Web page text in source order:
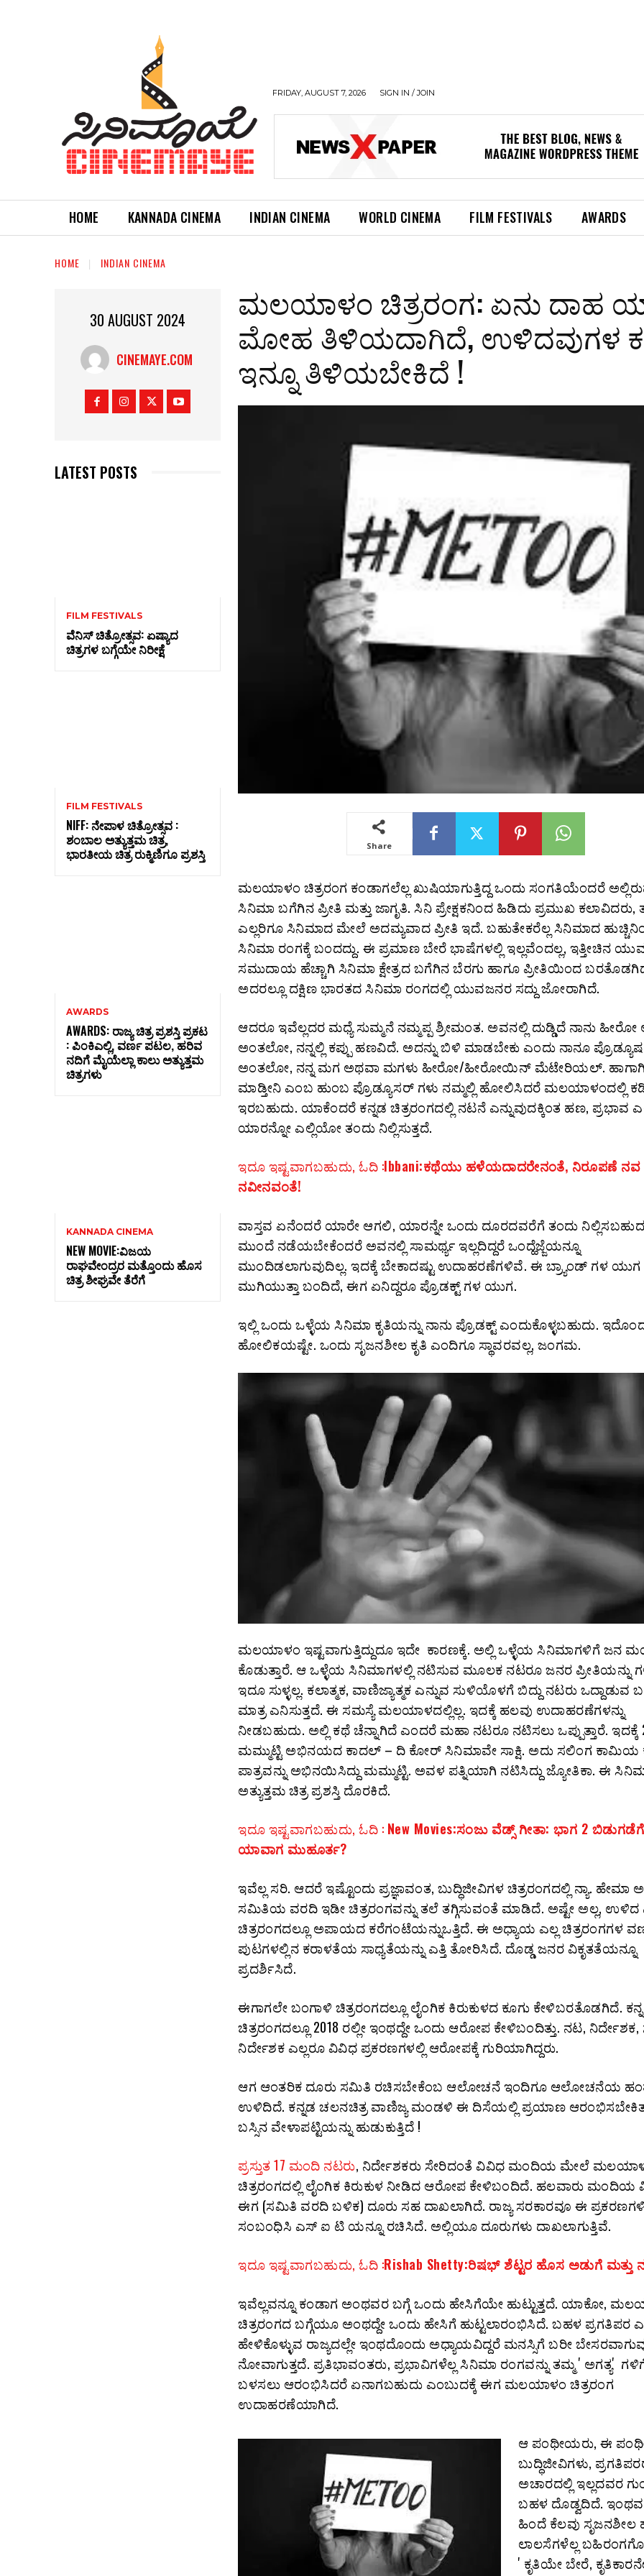
FRIDAY, AUGUST 7, 2026 SIGN IN / JOIN
HOME KANNADA CINEMA INDIAN CINEMA WORLD CINEMA FILM FESTIVALS AWARDS
HOME INDIAN CINEMA
30 AUGUST 2024
CINEMAYE.COM
LATEST POSTS
FILM FESTIVALS
ವೆನಿಸ್‌ ಚಿತ್ರೋತ್ಸವ: ಏಷ್ಯಾದ
ಚಿತ್ರಗಳ ಬಗ್ಗೆಯೇ ನಿರೀಕ್ಷೆ
FILM FESTIVALS
NIFF: ನೇಪಾಳ ಚಿತ್ರೋತ್ಸವ :
ಶಂಬಾಲ ಅತ್ಯುತ್ತಮ ಚಿತ್ರ,
ಭಾರತೀಯ ಚಿತ್ರ ರುಕ್ಮಿಣಿಗೂ ಪ್ರಶಸ್ತಿ
AWARDS
AWARDS: ರಾಜ್ಯ ಚಿತ್ರ ಪ್ರಶಸ್ತಿ ಪ್ರಕಟ
: ಪಿಂಕಿಎಲ್ಲಿ, ವರ್ಣ ಪಟಲ, ಹರಿವ
ನದಿಗೆ ಮೈಯೆಲ್ಲಾ ಕಾಲು ಅತ್ಯುತ್ತಮ
ಚಿತ್ರಗಳು
KANNADA CINEMA
NEW MOVIE:ವಿಜಯ
ರಾಘವೇಂದ್ರರ ಮತ್ತೊಂದು ಹೊಸ
ಚಿತ್ರ ಶೀಘ್ರವೇ ತೆರೆಗೆ
ಮಲಯಾಳಂ ಚಿತ್ರರಂಗ: ಏನು ದಾಹ
ಮೋಹ ತಿಳಿಯದಾಗಿದೆ, ಉಳಿದವುಗಳ
ಇನ್ನೂ ತಿಳಿಯಬೇಕಿದೆ !
Share
ಮಲಯಾಳಂ ಚಿತ್ರರಂಗ ಕಂಡಾಗಲೆಲ್ಲ ಖುಷಿಯಾಗುತ್ತಿದ್ದ ಒಂದು ಸಂಗತಿಯೆಂದರೆ
ಸಿನಿಮಾ ಬಗೆಗಿನ ಪ್ರೀತಿ ಮತ್ತು ಜಾಗೃತಿ. ಸಿನಿ ಪ್ರೇಕ್ಷಕನಿಂದ ಹಿಡಿದು ಪ್ರಮುಖ ಕಲಾವಿದರು,
ಎಲ್ಲರಿಗೂ ಸಿನಿಮಾದ ಮೇಲೆ ಅದಮ್ಯವಾದ ಪ್ರೀತಿ ಇದೆ. ಬಹುತೇಕರೆಲ್ಲ ಸಿನಿಮಾದ
ಸಿನಿಮಾ ರಂಗಕ್ಕೆ ಬಂದದ್ದು. ಈ ಪ್ರಮಾಣ ಬೇರೆ ಭಾಷೆಗಳಲ್ಲಿ ಇಲ್ಲವೆಂದಲ್ಲ, ಇತ್ತೀಚಿನ
ಸಮುದಾಯ ಹೆಚ್ಚಾಗಿ ಸಿನಿಮಾ ಕ್ಷೇತ್ರದ ಬಗೆಗಿನ ಬೆರಗು ಹಾಗೂ ಪ್ರೀತಿಯಿಂದ
ಅದರಲ್ಲೂ ದಕ್ಷಿಣ ಭಾರತದ ಸಿನಿಮಾ ರಂಗದಲ್ಲಿ ಯುವಜನರ ಸದ್ದು ಜೋರಾಗಿದೆ.
ಆದರೂ ಇವೆಲ್ಲದರ ಮಧ್ಯೆ ಸುಮ್ಮನೆ ನಮ್ಮಪ್ಪ ಶ್ರೀಮಂತ. ಅವನಲ್ಲಿ ದುಡ್ಡಿದೆ ನಾನು ಹೀರೋ
ಅಂತಲೋ, ನನ್ನಲ್ಲಿ ಕಪ್ಪು ಹಣವಿದೆ. ಅದನ್ನು ಬಿಳಿ ಮಾಡಬೇಕು ಎಂದು ನಾನೂ
ಅಂತಲೋ, ನನ್ನ ಮಗ ಅಥವಾ ಮಗಳು ಹೀರೋ/ಹೀರೋಯಿನ್‌ ಮೆಟೇರಿಯಲ್.‌
ಮಾಡ್ತೀನಿ ಎಂಬ ಹುಂಬ ಪ್ರೊಡ್ಯೂಸರ್‌ ಗಳು ನಮ್ಮಲ್ಲಿ ಹೋಲಿಸಿದರೆ ಮಲಯಾಳಂದಲ್ಲಿ
ಇರಬಹುದು. ಯಾಕೆಂದರೆ ಕನ್ನಡ ಚಿತ್ರರಂಗದಲ್ಲಿ ನಟನೆ ಎನ್ನುವುದಕ್ಕಿಂತ ಹಣ, ಪ್ರಭಾವ
ಯಾರನ್ನೋ ಎಲ್ಲಿಯೋ ತಂದು ನಿಲ್ಲಿಸುತ್ತದೆ.
ಇದೂ ಇಷ್ಟವಾಗಬಹುದು, ಓದಿ :Ibbani:ಕಥೆಯು ಹಳೆಯದಾದರೇನಂತೆ, ನಿರೂಪಣೆ ನವ
ನವೀನವಂತೆ!
ವಾಸ್ತವ ಏನೆಂದರೆ ಯಾರೇ ಆಗಲಿ, ಯಾರನ್ನೇ ಒಂದು ದೂರದವರೆಗೆ ತಂದು
ಮುಂದೆ ನಡೆಯಬೇಕೆಂದರೆ ಅವನಲ್ಲಿ ಸಾಮರ್ಥ್ಯ ಇಲ್ಲದಿದ್ದರೆ ಒಂದ್ಹೆಜ್ಜೆಯನ್ನೂ
ಮುಂದಿಡಲಾಗುವುದಿಲ್ಲ. ಇದಕ್ಕೆ ಬೇಕಾದಷ್ಟು ಉದಾಹರಣೆಗಳಿವೆ. ಈ ಬ್ರ್ಯಾಂಡ್‌ ಗಳ ಯುಗ
ಮುಗಿಯುತ್ತಾ ಬಂದಿದೆ, ಈಗ ಏನಿದ್ದರೂ ಪ್ರೊಡಕ್ಟ್‌ ಗಳ ಯುಗ.
ಇಲ್ಲಿ ಒಂದು ಒಳ್ಳೆಯ ಸಿನಿಮಾ ಕೃತಿಯನ್ನು ನಾನು ಪ್ರೊಡಕ್ಟ್‌ ಎಂದುಕೊಳ್ಳಬಹುದು.
ಹೋಲಿಕಯಷ್ಟೇ. ಒಂದು ಸೃಜನಶೀಲ ಕೃತಿ ಎಂದಿಗೂ ಸ್ಥಾವರವಲ್ಲ, ಜಂಗಮ.
ಮಲಯಾಳಂ ಇಷ್ಟವಾಗುತ್ತಿದ್ದುದೂ ಇದೇ ಕಾರಣಕ್ಕೆ. ಅಲ್ಲಿ ಒಳ್ಳೆಯ ಸಿನಿಮಾಗಳಿಗೆ ಜನ
ಕೊಡುತ್ತಾರೆ. ಆ ಒಳ್ಳೆಯ ಸಿನಿಮಾಗಳಲ್ಲಿ ನಟಿಸುವ ಮೂಲಕ ನಟರೂ ಜನರ ಪ್ರೀತಿಯನ್ನು
ಇದೂ ಸುಳ್ಳಲ್ಲ. ಕಲಾತ್ಮಕ, ವಾಣಿಜ್ಯಾತ್ಮಕ ಎನ್ನುವ ಸುಳಿಯೊಳಗೆ ಬಿದ್ದು ನಟರು ಒದ್ದಾಡುವ
ಮಾತ್ರ ಎನಿಸುತ್ತದೆ. ಈ ಸಮಸ್ಯೆ ಮಲಯಾಳದಲ್ಲಿಲ್ಲ. ಇದಕ್ಕೆ ಹಲವು ಉದಾಹರಣೆಗಳನ್ನು
ನೀಡಬಹುದು. ಅಲ್ಲಿ ಕಥೆ ಚೆನ್ನಾಗಿದೆ ಎಂದರೆ ಮಹಾ ನಟರೂ ನಟಿಸಲು ಒಪ್ಪುತ್ತಾರೆ. ಇದಕ್ಕೆ
ಮಮ್ಮುಟ್ಟಿ ಅಭಿನಯದ ಕಾದಲ್‌ – ದಿ ಕೋರ್‌ ಸಿನಿಮಾವೇ ಸಾಕ್ಷಿ. ಅದು ಸಲಿಂಗ ಕಾಮಿಯ
ಪಾತ್ರವನ್ನು ಅಭಿನಯಿಸಿದ್ದು ಮಮ್ಮುಟ್ಟಿ. ಅವಳ ಪತ್ನಿಯಾಗಿ ನಟಿಸಿದ್ದು ಜ್ಯೋತಿಕಾ. ಈ
ಅತ್ಯುತ್ತಮ ಚಿತ್ರ ಪ್ರಶಸ್ತಿ ದೊರಕಿದೆ.
ಇದೂ ಇಷ್ಟವಾಗಬಹುದು, ಓದಿ : New Movies:ಸಂಜು ವೆಡ್ಸ್‌ ಗೀತಾ: ಭಾಗ 2 ಬಿಡುಗಡೆಗೆ
ಯಾವಾಗ ಮುಹೂರ್ತ?
ಇವೆಲ್ಲ ಸರಿ. ಆದರೆ ಇಷ್ಟೊಂದು ಪ್ರಜ್ಞಾವಂತ, ಬುದ್ಧಿಜೀವಿಗಳ ಚಿತ್ರರಂಗದಲ್ಲಿ ನ್ಯಾ. ಹೇಮಾ
ಸಮಿತಿಯ ವರದಿ ಇಡೀ ಚಿತ್ರರಂಗವನ್ನು ತಲೆ ತಗ್ಗಿಸುವಂತೆ ಮಾಡಿದೆ. ಅಷ್ಟೇ ಅಲ್ಲ, ಉಳಿದ
ಚಿತ್ರರಂಗದಲ್ಲೂ ಅಪಾಯದ ಕರೆಗಂಟೆಯನ್ನುಒತ್ತಿದೆ. ಈ ಅಧ್ಯಾಯ ಎಲ್ಲ ಚಿತ್ರರಂಗಗಳ
ಪುಟಗಳಲ್ಲಿನ ಕರಾಳತೆಯ ಸಾಧ್ಯತೆಯನ್ನು ಎತ್ತಿ ತೋರಿಸಿದೆ. ದೊಡ್ಡ ಜನರ ವಿಕೃತತೆಯನ್ನೂ
ಪ್ರದರ್ಶಿಸಿದೆ.
ಈಗಾಗಲೇ ಬಂಗಾಳಿ ಚಿತ್ರರಂಗದಲ್ಲೂ ಲೈಂಗಿಕ ಕಿರುಕುಳದ ಕೂಗು ಕೇಳಿಬರತೊಡಗಿದೆ.
ಚಿತ್ರರಂಗದಲ್ಲೂ 2018 ರಲ್ಲೀ ಇಂಥದ್ದೇ ಒಂದು ಆರೋಪ ಕೇಳಿಬಂದಿತ್ತು. ನಟ,
ನಿರ್ದೇಶಕ ಎಲ್ಲರೂ ವಿವಿಧ ಪ್ರಕರಣಗಳಲ್ಲಿ ಆರೋಪಕ್ಕೆ ಗುರಿಯಾಗಿದ್ದರು.
ಆಗ ಆಂತರಿಕ ದೂರು ಸಮಿತಿ ರಚಿಸಬೇಕೆಂಬ ಆಲೋಚನೆ ಇಂದಿಗೂ ಆಲೋಚನೆಯ
ಉಳಿದಿದೆ. ಕನ್ನಡ ಚಲನಚಿತ್ರ ವಾಣಿಜ್ಯ ಮಂಡಳಿ ಈ ದಿಸೆಯಲ್ಲಿ ಪ್ರಯಾಣ
ಬಸ್ಸಿನ ವೇಳಾಪಟ್ಟಿಯನ್ನು ಹುಡುಕುತ್ತಿದೆ !
ಪ್ರಸ್ತುತ 17 ಮಂದಿ ನಟರು, ನಿರ್ದೇಶಕರು ಸೇರಿದಂತೆ ವಿವಿಧ ಮಂದಿಯ ಮೇಲೆ
ಚಿತ್ರರಂಗದಲ್ಲಿ ಲೈಂಗಿಕ ಕಿರುಕುಳ ನೀಡಿದ ಆರೋಪ ಕೇಳಿಬಂದಿದೆ. ಹಲವಾರು ಮಂದಿಯ
ಈಗ (ಸಮಿತಿ ವರದಿ ಬಳಿಕ) ದೂರು ಸಹ ದಾಖಲಾಗಿದೆ. ರಾಜ್ಯ ಸರಕಾರವೂ ಈ
ಸಂಬಂಧಿಸಿ ಎಸ್‌ ಐ ಟಿ ಯನ್ನೂ ರಚಿಸಿದೆ. ಅಲ್ಲಿಯೂ ದೂರುಗಳು ದಾಖಲಾಗುತ್ತಿವೆ.
ಇದೂ ಇಷ್ಟವಾಗಬಹುದು, ಓದಿ :Rishab Shetty:ರಿಷಭ್‌ ಶೆಟ್ಟರ ಹೊಸ ಅಡುಗೆ ಮತ್ತು
ಇವೆಲ್ಲವನ್ನೂ ಕಂಡಾಗ ಅಂಥವರ ಬಗ್ಗೆ ಒಂದು ಹೇಸಿಗೆಯೇ ಹುಟ್ಟುತ್ತದೆ. ಯಾಕೋ,
ಚಿತ್ರರಂಗದ ಬಗ್ಗೆಯೂ ಅಂಥದ್ದೇ ಒಂದು ಹೇಸಿಗೆ ಹುಟ್ಟಲಾರಂಭಿಸಿದೆ. ಬಹಳ ಪ್ರಗತಿಪರ
ಹೇಳಿಕೊಳ್ಳುವ ರಾಜ್ಯದಲ್ಲೇ ಇಂಥದೊಂದು ಅಧ್ಯಾಯವಿದ್ದರೆ ಮನಸ್ಸಿಗೆ ಬರೀ
ನೋವಾಗುತ್ತದೆ. ಪ್ರತಿಭಾವಂತರು, ಪ್ರಭಾವಿಗಳೆಲ್ಲ ಸಿನಿಮಾ ರಂಗವನ್ನು ತಮ್ಮ ʼಅಗತ್ಯʼ
ಬಳಸಲು ಆರಂಭಿಸಿದರೆ ಏನಾಗಬಹುದು ಎಂಬುದಕ್ಕೆ ಈಗ ಮಲಯಾಳಂ ಚಿತ್ರರಂಗ
ಉದಾಹರಣೆಯಾಗಿದೆ.
ಆ ಪಂಥೀಯರು, ಈ
ಬುದ್ಧಿಜೀವಿಗಳು,
ಅಚಾರದಲ್ಲಿ ಇಲ್ಲದವರ
ಬಹಳ ದೊಡ್ವದಿದೆ.
ಹಿಂದೆ ಕೆಲವು ಸೃಜನಶೀಲ
ಲಾಲಸೆಗಳೆಲ್ಲ
ʼಕೃತಿಯೇ ಬೇರೆ,